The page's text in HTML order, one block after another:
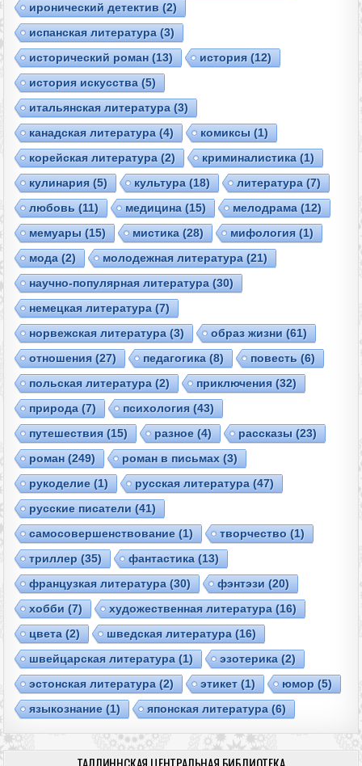
иронический детектив (2)
испанская литература (3)
исторический роман (13) история (12)
история искусства (5)
итальянская литература (3)
канадская литература (4) комиксы (1)
корейская литература (2) криминалистика (1)
кулинария (5) культура (18) литература (7)
любовь (11) медицина (15) мелодрама (12)
мемуары (15) мистика (28) мифология (1)
мода (2) молодежная литература (21)
научно-популярная литература (30)
немецкая литература (7)
норвежская литература (3) образ жизни (61)
отношения (27) педагогика (8) повесть (6)
польская литература (2) приключения (32)
природа (7) психология (43)
путешествия (15) разное (4) рассказы (23)
роман (249) роман в письмах (3)
рукоделие (1) русская литература (47)
русские писатели (41)
самосовершенствование (1) творчество (1)
триллер (35) фантастика (13)
французкая литература (30) фэнтэзи (20)
хобби (7) художественная литература (16)
цвета (2) шведская литература (16)
швейцарская литература (1) эзотерика (2)
эстонская литература (2) этикет(1) юмор (5)
языкознание (1) японская литература (6)